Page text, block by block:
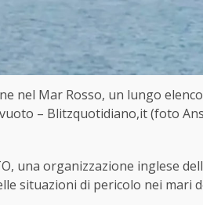
nel Mar Rosso, un lungo
vuoto – Blitzquotidiano,it (foto
una organizzazione inglese
situazioni di pericolo nei mari